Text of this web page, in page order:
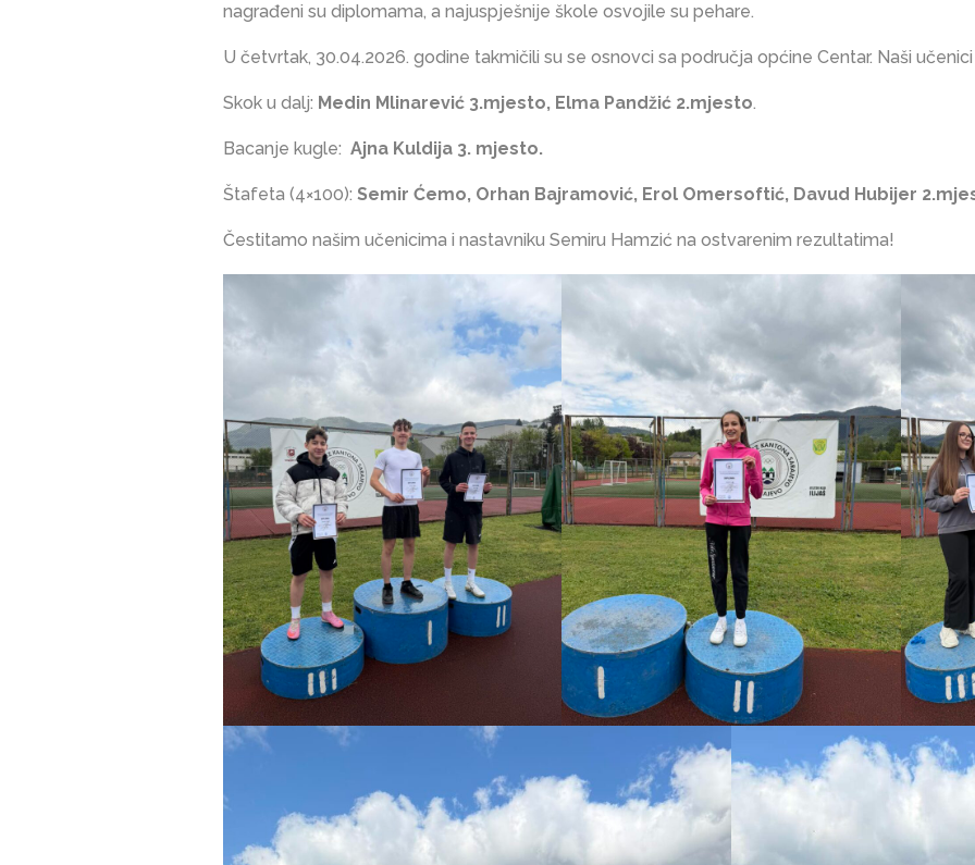
nagrađeni su diplomama, a najuspješnije škole osvojile su pehare.
U četvrtak, 30.04.2026. godine takmičili su se osnovci sa područja općine Centar. Naši
Skok u dalj: Medin Mlinarević 3.mjesto, Elma Pandžić 2.mjesto.
Bacanje kugle: Ajna Kuldija 3. mjesto.
Štafeta (4×100): Semir Ćemo, Orhan Bajramović, Erol Omersoftić, Davud Hubijer
Čestitamo našim učenicima i nastavniku Semiru Hamzić na ostvarenim rezultatima!